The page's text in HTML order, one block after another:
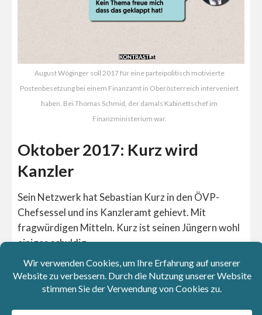
August Wöginger soll 2017 für eine parteipolitisch motivierte
Postenbesetzung bei einem Finanzamt in Oberösterreich interveniert
haben. Bei Thomas Schmid, der damals Kabinettschef im
Finanzministerium war.
Oktober 2017: Kurz wird
Kanzler
Sein Netzwerk hat Sebastian Kurz in den ÖVP-
Chefsessel und ins Kanzleramt gehievt. Mit
fragwürdigen Mitteln. Kurz ist seinen Jüngern wohl
einiges schuldig.
21. August 2018: Blümel rettet
Schmid die ÖBIB